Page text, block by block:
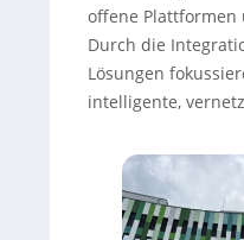
offene Plattformen
Durch die
Lösungen
intelligente,